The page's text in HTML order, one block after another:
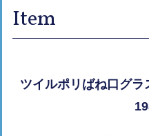
Item
ツイルポリばね口グ